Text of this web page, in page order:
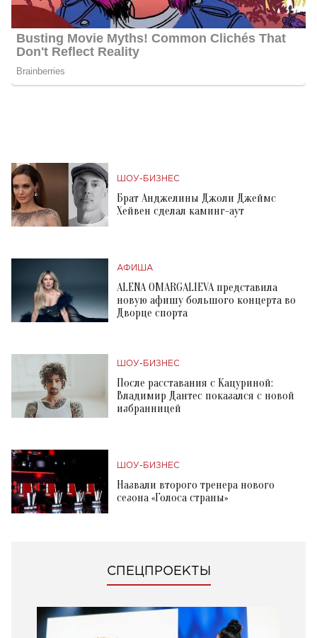
ШОУ-БИЗНЕС
Брат Анджелины Джоли Джеймс
Хейвен сделал каминг-аут
АФИША
ALENA OMARGALIEVA представила
новую афишу большого концерта во
Дворце спорта
ШОУ-БИЗНЕС
После расставания с Кацуриной:
Владимир Дантес показался с новой
избранницей
ШОУ-БИЗНЕС
Назвали второго тренера нового
сезона «Голоса страны»
СПЕЦПРОЕКТЫ